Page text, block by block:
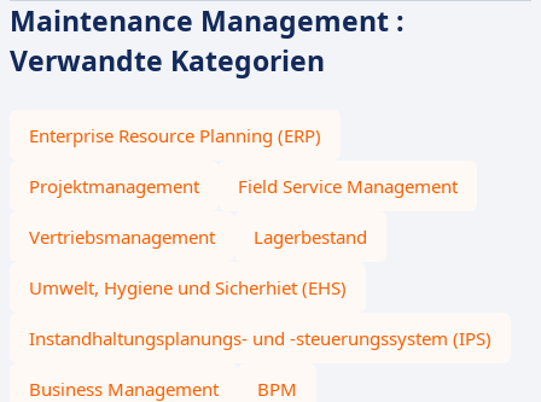
Maintenance Management :
Verwandte Kategorien
Enterprise Resource Planning (ERP)
Projektmanagement Field Service Management
Vertriebsmanagement Lagerbestand
Umwelt, Hygiene und Sicherhiet (EHS)
Instandhaltungsplanungs- und -steuerungssystem (IPS)
Business Management BPM